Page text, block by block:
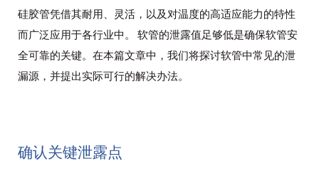
硅胶管凭借其耐用、灵活，以及对温度的高适应能力的特性
而广泛应用于各行业中。 软管的泄露值足够低是确保软管安
全可靠的关键。在本篇文章中，我们将探讨软管中常见的泄
漏源，并提出实际可行的解决办法。
确认关键泄露点